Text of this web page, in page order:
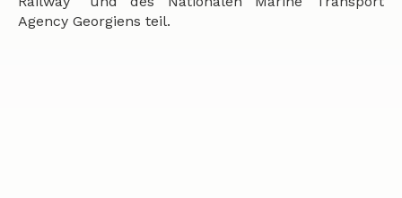
Agency Georgiens teil.